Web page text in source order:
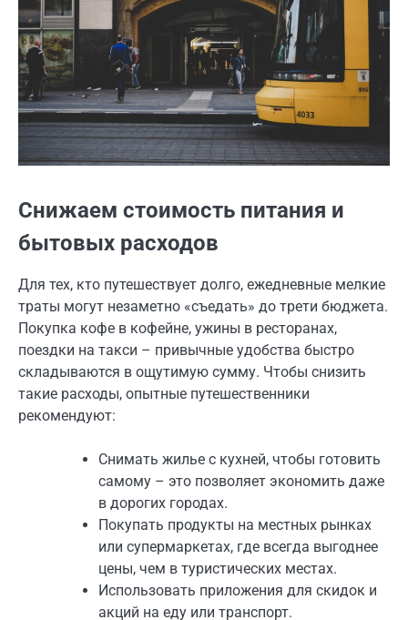
Снижаем стоимость питания и
бытовых расходов
Для тех, кто путешествует долго, ежедневные мелкие
траты могут незаметно «съедать» до трети бюджета.
Покупка кофе в кофейне, ужины в ресторанах,
поездки на такси – привычные удобства быстро
складываются в ощутимую сумму. Чтобы снизить
такие расходы, опытные путешественники
рекомендуют:
Снимать жилье с кухней, чтобы готовить
самому – это позволяет экономить даже
в дорогих городах.
Покупать продукты на местных рынках
или супермаркетах, где всегда выгоднее
цены, чем в туристических местах.
Использовать приложения для скидок и
акций на еду или транспорт.